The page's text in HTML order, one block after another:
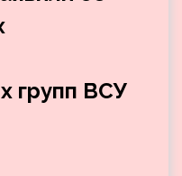
групп ВСУ